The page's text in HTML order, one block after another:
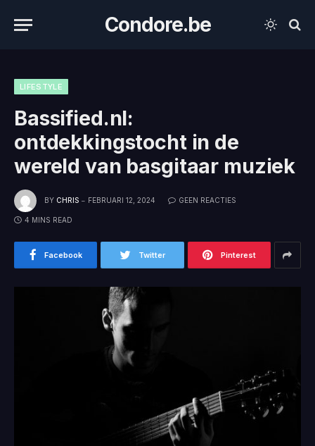
Condore.be
LIFESTYLE
Bassified.nl:
ontdekkingstocht in de
wereld van basgitaar muziek
BY CHRIS FEBRUARI 12, 2024 GEEN REACTIES
4 MINS READ
Facebook Twitter Pinterest